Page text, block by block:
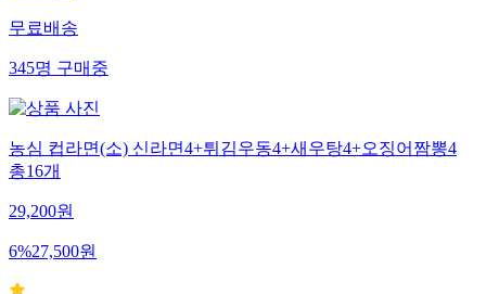
무료배송
345명 구매중
농심 컵라면(소) 신라면4+튀김우동4+새우탕4+오징어짬뽕4
총16개
29,200원
6%27,500원